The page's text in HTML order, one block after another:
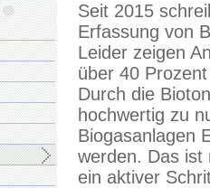
Seit 2015
Erfassung von
Leider zeigen
über 40
Durch die
hochwertig zu
Biogasanlagen
werden. Das ist
ein aktiver